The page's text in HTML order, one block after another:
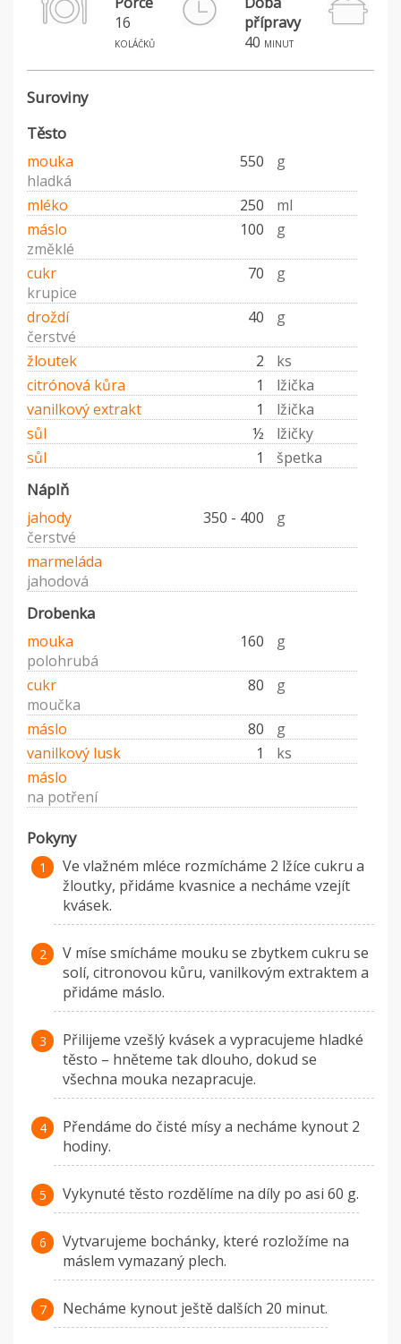
16
koláčků
přípravy
40 minut
Suroviny
Těsto
mouka 550
g
hladká
mléko
250
ml
máslo
100
g
změklé
cukr
70
g
krupice
droždí
40
g
čerstvé
žloutek
2
ks
citrónová kůra
1
lžička
vanilkový extrakt
1
lžička
sůl
½
lžičky
sůl
1 špetka
Náplň
jahody 350 - 400
g
čerstvé
marmeláda
jahodová
Drobenka
mouka 160
g
polohrubá
cukr
80
g
moučka
máslo
80
g
vanilkový lusk
1
ks
máslo
na potření
Pokyny
Ve vlažném mléce rozmícháme 2 lžíce cukru a
žloutky, přidáme kvasnice a necháme vzejít
kvásek.
V míse smícháme mouku se zbytkem cukru se
solí, citronovou kůru, vanilkovým extraktem a
přidáme máslo.
Přilijeme vzešlý kvásek a vypracujeme hladké
těsto – hněteme tak dlouho, dokud se
všechna mouka nezapracuje.
Přendáme do čisté mísy a necháme kynout 2
hodiny.
Vykynuté těsto rozdělíme na díly po asi 60 g.
Vytvarujeme bochánky, které rozložíme na
máslem vymazaný plech.
Necháme kynout ještě dalších 20 minut.